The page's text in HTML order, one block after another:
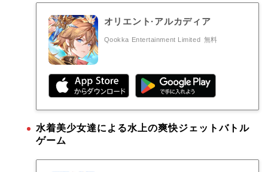
オリエント·アルカディア
Qookka Entertainment Limited 無料
水着美少女達による水上の爽快ジェットバトル
ゲーム